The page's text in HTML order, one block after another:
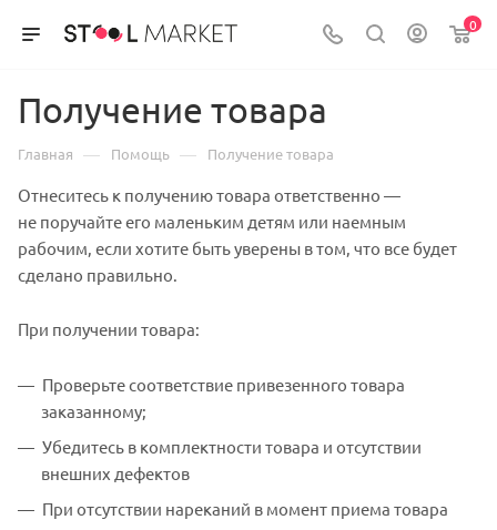
0
Получение товара
Главная — Помощь — Получение товара
Отнеситесь к получению товара ответственно —
не поручайте его маленьким детям или наемным
рабочим, если хотите быть уверены в том, что все будет
сделано правильно.
При получении товара:
Проверьте соответствие привезенного товара
заказанному;
Убедитесь в комплектности товара и отсутствии
внешних дефектов
При отсутствии нареканий в момент приема товара